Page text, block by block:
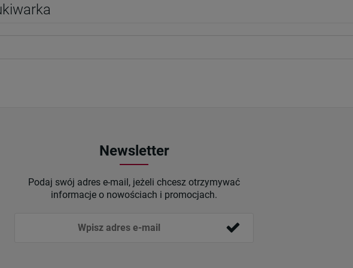
Newsletter
Podaj swój adres e-mail, jeżeli chcesz otrzymywać
informacje o nowościach i promocjach.